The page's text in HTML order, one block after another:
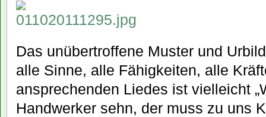
Das unübertroffene Muster und
alle Sinne, alle Fähigkeiten, alle
ansprechenden Liedes ist vielleicht
Handwerker sehn, der muss zu uns